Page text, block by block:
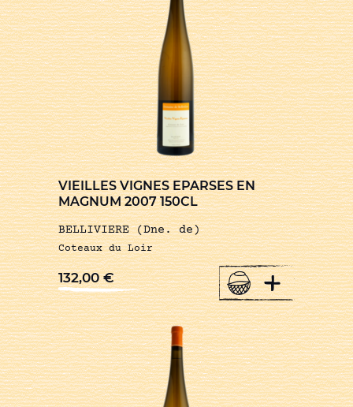
VIEILLES VIGNES EPARSES EN
MAGNUM 2007 150CL
BELLIVIERE (Dne. de)
Coteaux du Loir
132,00€ +